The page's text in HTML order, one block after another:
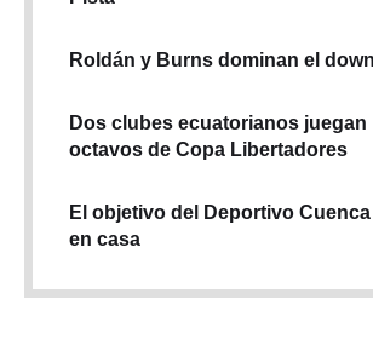
Roldán y Burns dominan el
Dos clubes ecuatorianos juegan
octavos de Copa Libertadores
El objetivo del Deportivo
en casa